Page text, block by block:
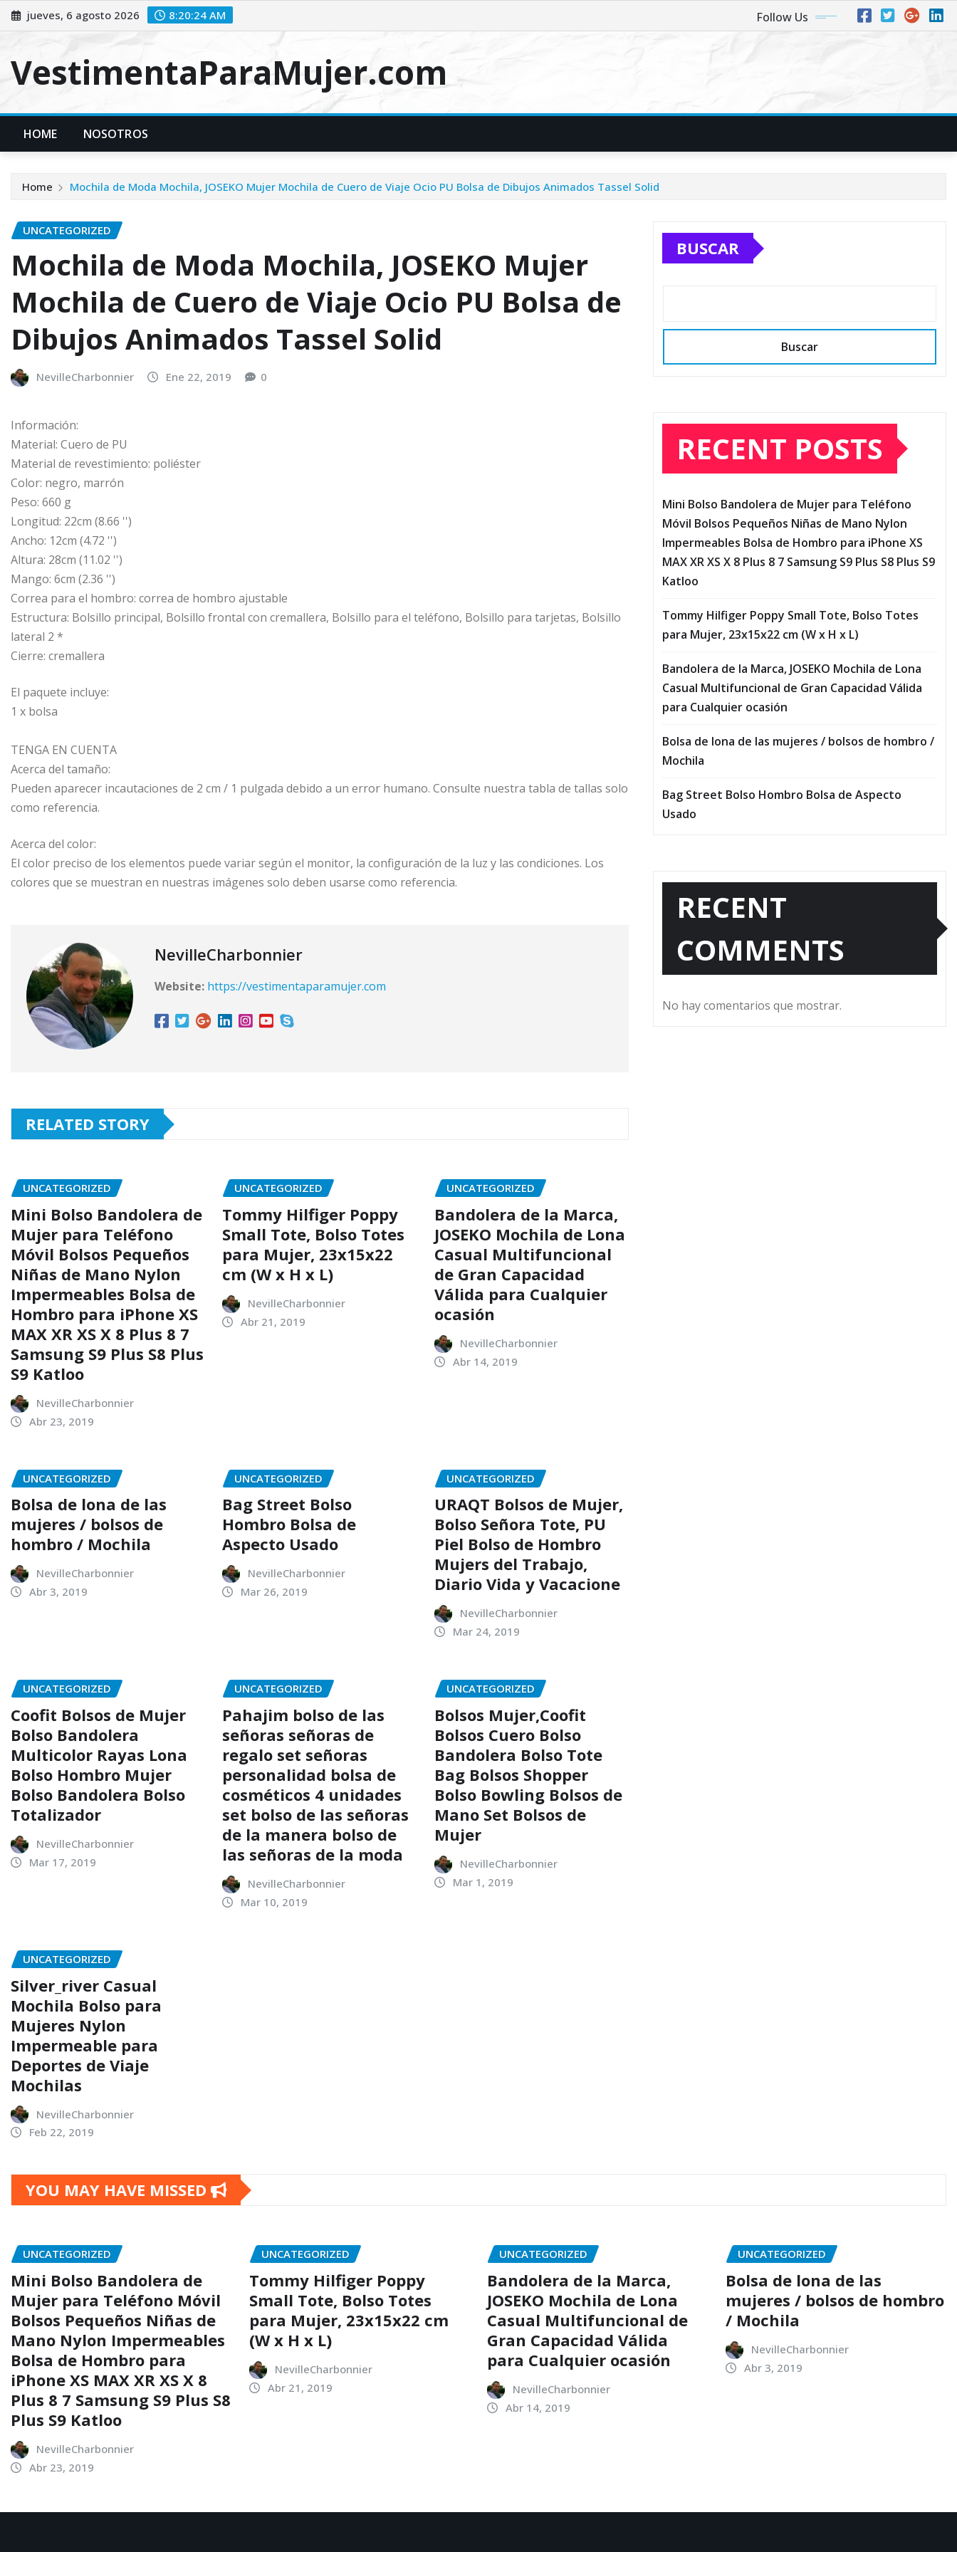
Skip
to
jueves, 6 agosto 2026 8:20:25 AM Follow Us
VestimentaParaMujer.com
HOME NOSOTROS
Home Mochila de Moda Mochila, JOSEKO Mujer Mochila de Cuero de Viaje Ocio PU Bolsa de Dibujos Animados Tassel Solid
UNCATEGORIZED
Mochila de Moda Mochila, JOSEKO Mujer
Mochila de Cuero de Viaje Ocio PU Bolsa de
Dibujos Animados Tassel Solid
NevilleCharbonnier Ene 22, 2019 0
Información:
Material: Cuero de PU
Material de revestimiento: poliéster
Color: negro, marrón
Peso: 660 g
Longitud: 22cm (8.66 '')
Ancho: 12cm (4.72 '')
Altura: 28cm (11.02 '')
Mango: 6cm (2.36 '')
Correa para el hombro: correa de hombro ajustable
Estructura: Bolsillo principal, Bolsillo frontal con cremallera, Bolsillo para el teléfono, Bolsillo para tarjetas, Bolsillo
lateral 2 *
Cierre: cremallera
El paquete incluye:
1 x bolsa
TENGA EN CUENTA
Acerca del tamaño:
Pueden aparecer incautaciones de 2 cm / 1 pulgada debido a un error humano. Consulte nuestra tabla de tallas solo
como referencia.
Acerca del color:
El color preciso de los elementos puede variar según el monitor, la configuración de la luz y las condiciones. Los
colores que se muestran en nuestras imágenes solo deben usarse como referencia.
NevilleCharbonnier
Website: https://vestimentaparamujer.com
RELATED STORY
UNCATEGORIZED
Mini Bolso Bandolera de
Mujer para Teléfono
Móvil Bolsos Pequeños
Niñas de Mano Nylon
Impermeables Bolsa de
Hombro para iPhone XS
MAX XR XS X 8 Plus 8 7
Samsung S9 Plus S8 Plus
S9 Katloo
NevilleCharbonnier
Abr 23, 2019
UNCATEGORIZED
Tommy Hilfiger Poppy
Small Tote, Bolso Totes
para Mujer, 23x15x22
cm (W x H x L)
NevilleCharbonnier
Abr 21, 2019
UNCATEGORIZED
Bandolera de la Marca,
JOSEKO Mochila de Lona
Casual Multifuncional
de Gran Capacidad
Válida para Cualquier
ocasión
NevilleCharbonnier
Abr 14, 2019
UNCATEGORIZED
Bolsa de lona de las
mujeres / bolsos de
hombro / Mochila
NevilleCharbonnier
Abr 3, 2019
UNCATEGORIZED
Bag Street Bolso
Hombro Bolsa de
Aspecto Usado
NevilleCharbonnier
Mar 26, 2019
UNCATEGORIZED
URAQT Bolsos de Mujer,
Bolso Señora Tote, PU
Piel Bolso de Hombro
Mujers del Trabajo,
Diario Vida y Vacacione
NevilleCharbonnier
Mar 24, 2019
UNCATEGORIZED
Coofit Bolsos de Mujer
Bolso Bandolera
Multicolor Rayas Lona
Bolso Hombro Mujer
Bolso Bandolera Bolso
Totalizador
NevilleCharbonnier
Mar 17, 2019
UNCATEGORIZED
Pahajim bolso de las
señoras señoras de
regalo set señoras
personalidad bolsa de
cosméticos 4 unidades
set bolso de las señoras
de la manera bolso de
las señoras de la moda
NevilleCharbonnier
Mar 10, 2019
UNCATEGORIZED
Bolsos Mujer,Coofit
Bolsos Cuero Bolso
Bandolera Bolso Tote
Bag Bolsos Shopper
Bolso Bowling Bolsos de
Mano Set Bolsos de
Mujer
NevilleCharbonnier
Mar 1, 2019
UNCATEGORIZED
Silver_river Casual
Mochila Bolso para
Mujeres Nylon
Impermeable para
Deportes de Viaje
Mochilas
NevilleCharbonnier
Feb 22, 2019
BUSCAR
Buscar
RECENT POSTS
Mini Bolso Bandolera de Mujer para Teléfono
Móvil Bolsos Pequeños Niñas de Mano Nylon
Impermeables Bolsa de Hombro para iPhone XS
MAX XR XS X 8 Plus 8 7 Samsung S9 Plus S8 Plus S9
Katloo
Tommy Hilfiger Poppy Small Tote, Bolso Totes
para Mujer, 23x15x22 cm (W x H x L)
Bandolera de la Marca, JOSEKO Mochila de Lona
Casual Multifuncional de Gran Capacidad Válida
para Cualquier ocasión
Bolsa de lona de las mujeres / bolsos de hombro /
Mochila
Bag Street Bolso Hombro Bolsa de Aspecto
Usado
RECENT
COMMENTS
No hay comentarios que mostrar.
YOU MAY HAVE MISSED
UNCATEGORIZED
Mini Bolso Bandolera de
Mujer para Teléfono Móvil
Bolsos Pequeños Niñas de
Mano Nylon Impermeables
Bolsa de Hombro para
iPhone XS MAX XR XS X 8
Plus 8 7 Samsung S9 Plus S8
Plus S9 Katloo
NevilleCharbonnier
Abr 23, 2019
UNCATEGORIZED
Tommy Hilfiger Poppy
Small Tote, Bolso Totes
para Mujer, 23x15x22 cm
(W x H x L)
NevilleCharbonnier
Abr 21, 2019
UNCATEGORIZED
Bandolera de la Marca,
JOSEKO Mochila de Lona
Casual Multifuncional de
Gran Capacidad Válida
para Cualquier ocasión
NevilleCharbonnier
Abr 14, 2019
UNCATEGORIZED
Bolsa de lona de las
mujeres / bolsos de hombro
/ Mochila
NevilleCharbonnier
Abr 3, 2019